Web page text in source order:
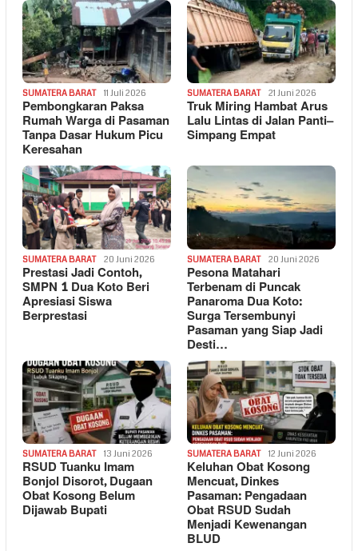
SUMATERA BARAT 11 Juli 2026
Pembongkaran Paksa
Rumah Warga di Pasaman
Tanpa Dasar Hukum Picu
Keresahan
SUMATERA BARAT 21 Juni 2026
Truk Miring Hambat Arus
Lalu Lintas di Jalan Panti–
Simpang Empat
SUMATERA BARAT 20 Juni 2026
Prestasi Jadi Contoh,
SMPN 1 Dua Koto Beri
Apresiasi Siswa
Berprestasi
SUMATERA BARAT 20 Juni 2026
Pesona Matahari
Terbenam di Puncak
Panaroma Dua Koto:
Surga Tersembunyi
Pasaman yang Siap Jadi
Desti…
SUMATERA BARAT 13 Juni 2026
RSUD Tuanku Imam
Bonjol Disorot, Dugaan
Obat Kosong Belum
Dijawab Bupati
SUMATERA BARAT 12 Juni 2026
Keluhan Obat Kosong
Mencuat, Dinkes
Pasaman: Pengadaan
Obat RSUD Sudah
Menjadi Kewenangan
BLUD